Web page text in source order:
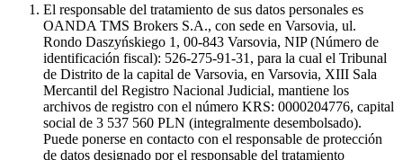
El responsable del tratamiento de sus datos personales es
OANDA TMS Brokers S.A., con sede en Varsovia, ul.
Rondo Daszyńskiego 1, 00-843 Varsovia, NIP (Número de
identificación fiscal): 526-275-91-31, para la cual el Tribunal
de Distrito de la capital de Varsovia, en Varsovia, XIII Sala
Mercantil del Registro Nacional Judicial, mantiene los
archivos de registro con el número KRS: 0000204776, capital
social de 3 537 560 PLN (integralmente desembolsado).
Puede ponerse en contacto con el responsable de protección
de datos designado por el responsable del tratamiento